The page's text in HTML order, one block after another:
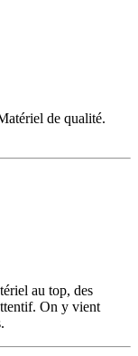
de qualité.
au top, des
On y vient